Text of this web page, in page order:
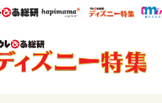
ウレぴあ総研ハピママ* ウ